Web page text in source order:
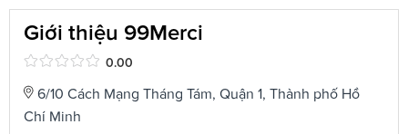
Giới thiệu 99Merci
0.00
6/10 Cách Mạng Tháng Tám, Quận 1, Thành phố Hồ
Chí Minh